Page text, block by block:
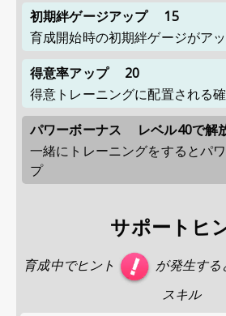
初期絆ゲージアップ
15
育成開始時の初期絆ゲージがア
得意率アップ
20
得意トレーニングに配置される
パワーボーナス
レベル40で解
一緒にトレーニングをするとパ
プ
サポートヒ
育成中でヒント
が発生する
スキル